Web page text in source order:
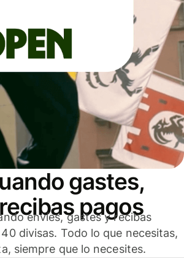
gastes,
pagos
envíes, gastes y recibas
divisas. Todo lo que necesitas,
siempre que lo necesites.